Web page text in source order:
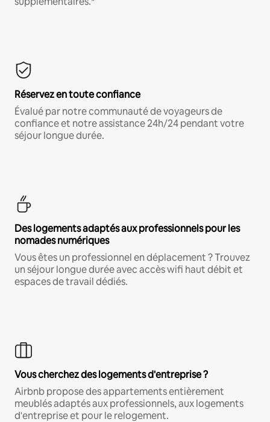
Réservez en toute confiance
Évalué par notre communauté de voyageurs de
confiance et notre assistance 24h/24 pendant votre
séjour longue durée.
Des logements adaptés aux professionnels pour les
nomades numériques
Vous êtes un professionnel en déplacement ? Trouvez
un séjour longue durée avec accès wifi haut débit et
espaces de travail dédiés.
Vous cherchez des logements d'entreprise ?
Airbnb propose des appartements entièrement
meublés adaptés aux professionnels, aux logements
d'entreprise et pour le relogement.